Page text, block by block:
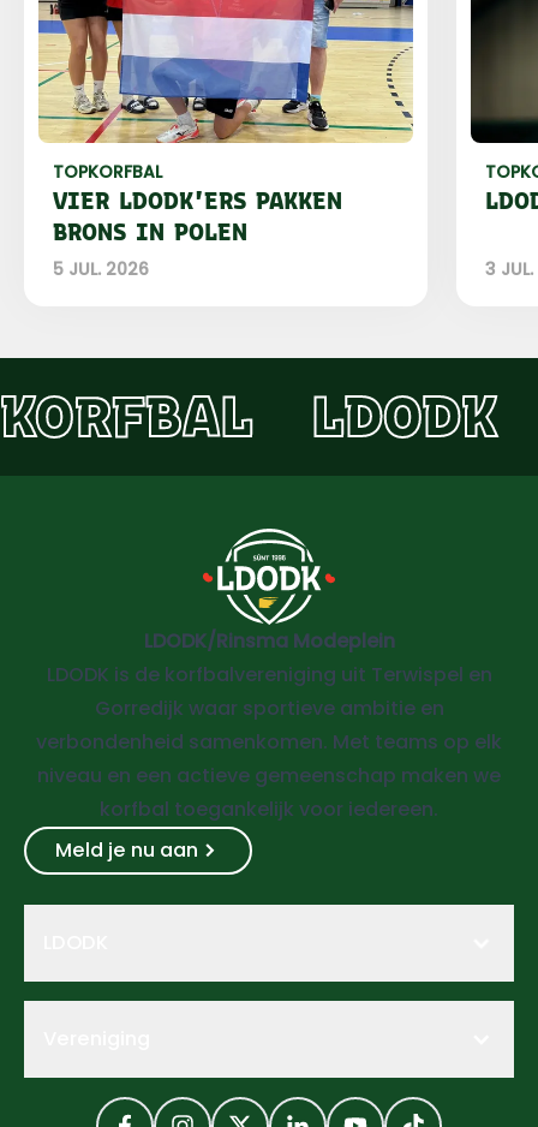
TOPKORFBAL
VIER LDODK'ERS PAKKEN
BRONS IN POLEN
5 JUL. 2026 3
KORFBAL LDODK
LDODK/Rinsma Modeplein
LDODK is de korfbalvereniging uit Terwispel en
Gorredijk waar sportieve ambitie en
verbondenheid samenkomen. Met teams op elk
niveau en een actieve gemeenschap maken we
korfbal toegankelijk voor iedereen.
Meld je nu aan
FacebookInstagram
TwitterLinkedInYouTubeTikTok